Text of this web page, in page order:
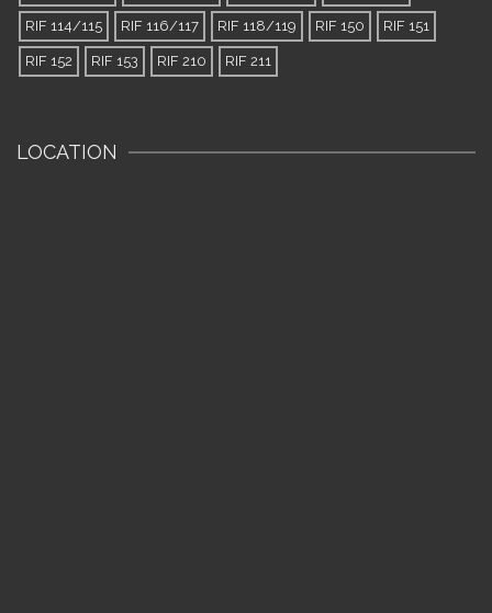
RIF 114/115 RIF 116/117 RIF 118/119 RIF 150 RIF 151
RIF 152 RIF 153 RIF 210 RIF 211
LOCATION